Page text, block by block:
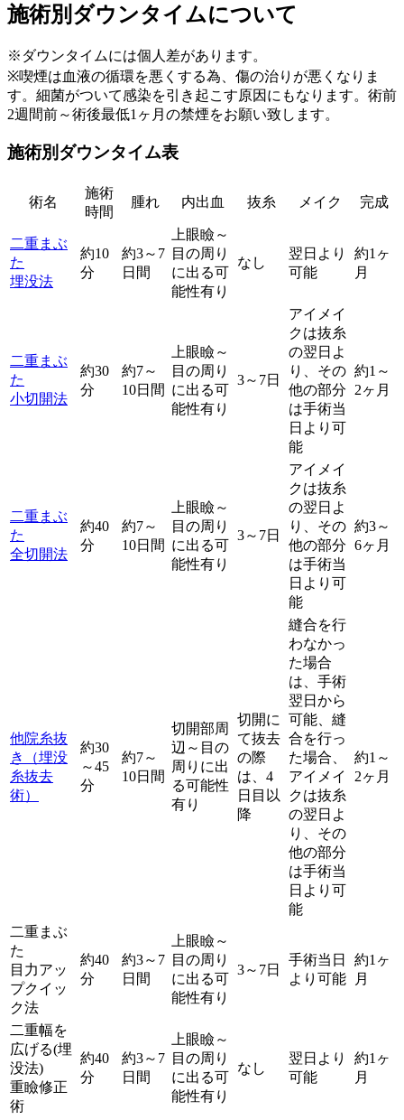
施術別ダウンタイムについて
※ダウンタイムには個人差があります。
※喫煙は血液の循環を悪くする為、傷の治りが悪くなりま
す。細菌がついて感染を引き起こす原因にもなります。術前
2週間前～術後最低1ヶ月の禁煙をお願い致します。
施術別ダウンタイム表
術名
施術
時間
腫れ 内出血 抜糸 メイク 完成
二重まぶ
た
埋没法
約10
分
約3～7
日間
上眼瞼～
目の周り
に出る可
能性有り
なし
翌日より
可能
約1ヶ
月
二重まぶ
た
小切開法
約30
分
約7～
10日間
上眼瞼～
目の周り
に出る可
能性有り
3～7日
アイメイ
クは抜糸
の翌日よ
り、その
他の部分
は手術当
日より可
能
約1～
2ヶ月
二重まぶ
た
全切開法
約40
分
約7～
10日間
上眼瞼～
目の周り
に出る可
能性有り
3～7日
アイメイ
クは抜糸
の翌日よ
り、その
他の部分
は手術当
日より可
能
約3～
6ヶ月
他院糸抜
き（埋没
糸抜去
術）
約30
～45
分
約7～
10日間
切開部周
辺～目の
周りに出
る可能性
有り
切開に
て抜去
の際
は、4
日目以
降
縫合を行
わなかっ
た場合
は、手術
翌日から
可能、縫
合を行っ
た場合、
アイメイ
クは抜糸
の翌日よ
り、その
他の部分
は手術当
日より可
能
約1～
2ヶ月
二重まぶ
た
目力アッ
プクイッ
ク法
約40
分
約3～7
日間
上眼瞼～
目の周り
に出る可
能性有り
3～7日
手術当日
より可能
約1ヶ
月
二重幅を
広げる(埋
没法)
重瞼修正
術
約40
分
約3～7
日間
上眼瞼～
目の周り
に出る可
能性有り
なし
翌日より
可能
約1ヶ
月